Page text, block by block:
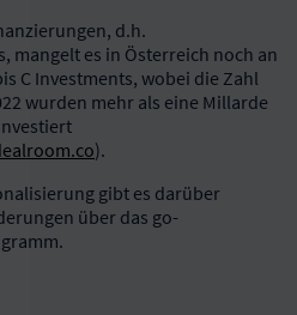
d.h.
mangelt es in Österreich noch an
C Investments, wobei die Zahl
wurden mehr als eine Millarde
).
gibt es darüber
über das go-